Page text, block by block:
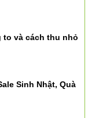
to và cách thu nhỏ
Sinh Nhật, Quà